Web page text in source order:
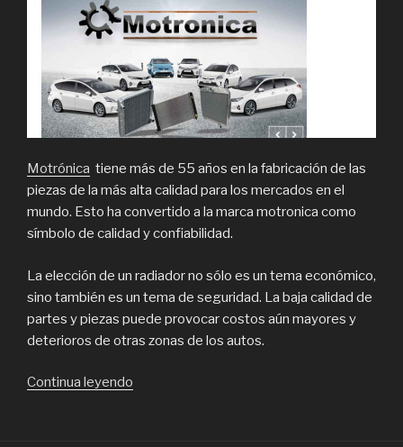
Motrónica tiene más de 55 años en la fabricación de las
piezas de la más alta calidad para los mercados en el
mundo. Esto ha convertido a la marca motronica como
símbolo de calidad y confiabilidad.
La elección de un radiador no sólo es un tema económico,
sino también es un tema de seguridad. La baja calidad de
partes y piezas puede provocar costos aún mayores y
deterioros de otras zonas de los autos.
Continua leyendo